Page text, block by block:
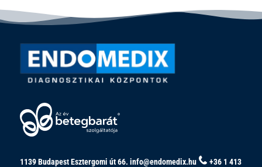
1139 Budapest Esztergomi út 66. info@endomedix.hu
+36 1 413